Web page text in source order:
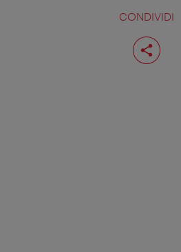
CONDIVIDI
Condividi
pagina